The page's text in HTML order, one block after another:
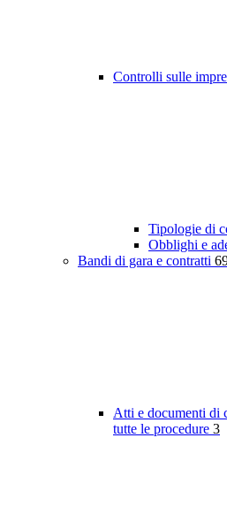
Controlli sulle
Tipologie di
Obblighi e
Bandi di gara e contratti
Atti e documenti di
tutte le procedure 3